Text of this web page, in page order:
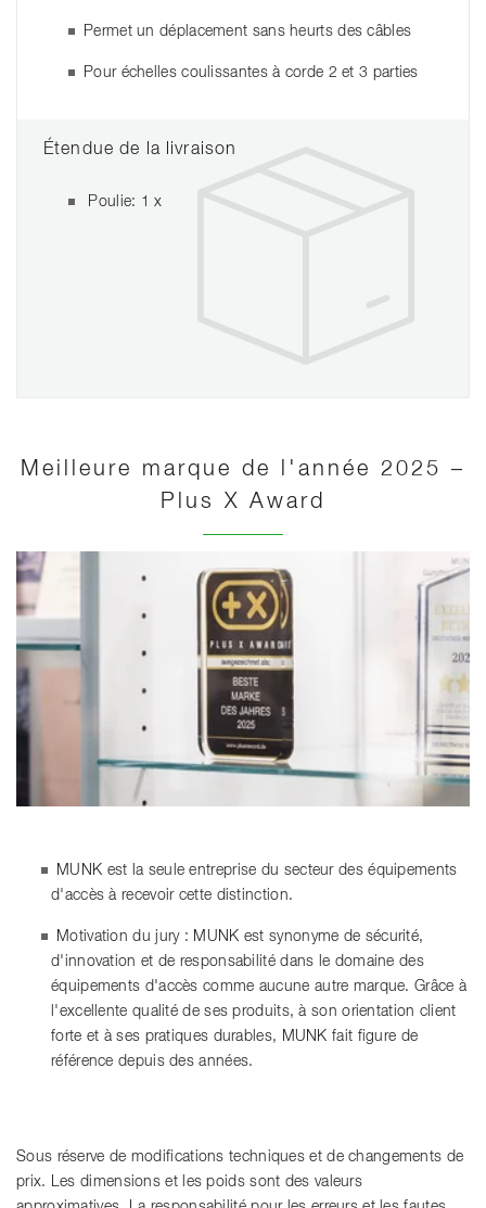
Permet un déplacement sans heurts des câbles
Pour échelles coulissantes à corde 2 et 3 parties
Étendue de la livraison
Poulie: 1 x
Meilleure marque de l'année 2025 –
Plus X Award
MUNK est la seule entreprise du secteur des équipements
d'accès à recevoir cette distinction.
Motivation du jury : MUNK est synonyme de sécurité,
d'innovation et de responsabilité dans le domaine des
équipements d'accès comme aucune autre marque. Grâce à
l'excellente qualité de ses produits, à son orientation client
forte et à ses pratiques durables, MUNK fait figure de
référence depuis des années.
Sous réserve de modifications techniques et de changements de
prix. Les dimensions et les poids sont des valeurs